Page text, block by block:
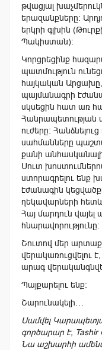
թվացյալ
երազանքները:
երկրի գլխին
Պակիստան)։
Կորցրեցինք
պատմություն
հայկական
պայմանագրի
սկսեցին հատ առ
Հանրապետության
ուժերը:
սահմանները
քանի
Սուտ
ստորագրելու ենք
էժանագին
ղեկավարների
Հայ մարդուն
հնարավորությունը։
Շուտով մեր
վերակառուցվելու
արագ
Պայքարելու ենք։
Շարունակելի…
Սամվել
գործարար է, Tashir
Նա աշխարհի